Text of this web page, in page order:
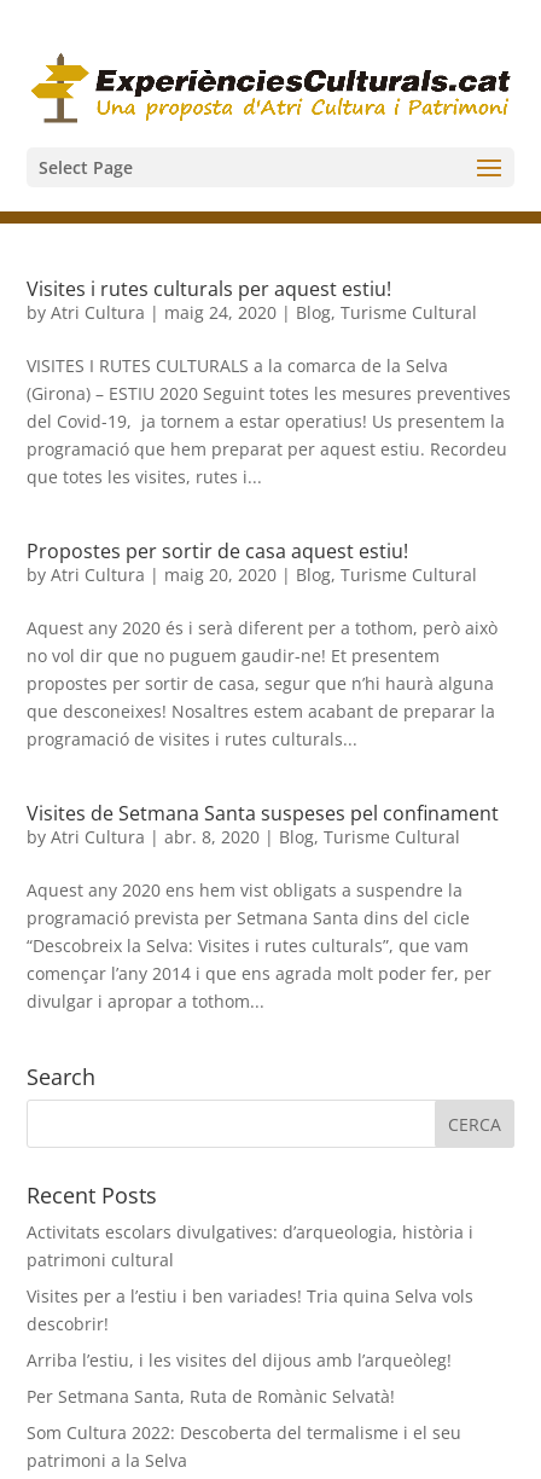
Select Page
Visites i rutes culturals per aquest estiu!
byAtri Cultura | maig 24, 2020 | Blog,Turisme Cultural
VISITES I RUTES CULTURALS a la comarca de la Selva
(Girona) – ESTIU 2020 Seguint totes les mesures preventives
del Covid-19, ja tornem a estar operatius! Us presentem la
programació que hem preparat per aquest estiu. Recordeu
que totes les visites, rutes i...
Propostes per sortir de casa aquest estiu!
byAtri Cultura | maig 20, 2020 | Blog,Turisme Cultural
Aquest any 2020 és i serà diferent per a tothom, però això
no vol dir que no puguem gaudir-ne! Et presentem
propostes per sortir de casa, segur que n’hi haurà alguna
que desconeixes! Nosaltres estem acabant de preparar la
programació de visites i rutes culturals...
Visites de Setmana Santa suspeses pel confinament
byAtri Cultura |abr. 8, 2020 | Blog,Turisme Cultural
Aquest any 2020 ens hem vist obligats a suspendre la
programació prevista per Setmana Santa dins del cicle
“Descobreix la Selva: Visites i rutes culturals”, que vam
començar l’any 2014 i que ens agrada molt poder fer, per
divulgar i apropar a tothom...
Search
Recent Posts
Activitats escolars divulgatives: d’arqueologia, història i
patrimoni cultural
Visites per a l’estiu i ben variades! Tria quina Selva vols
descobrir!
Arriba l’estiu, i les visites del dijous amb l’arqueòleg!
Per Setmana Santa, Ruta de Romànic Selvatà!
Som Cultura 2022: Descoberta del termalisme i el seu
patrimoni a la Selva